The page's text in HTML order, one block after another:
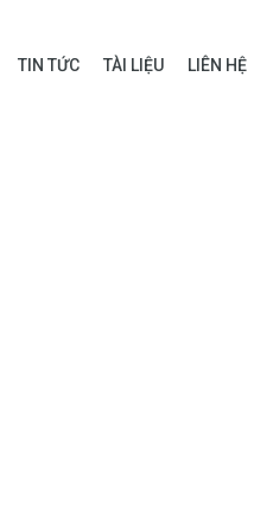
TIN TỨC TÀI LIỆU LIÊN HỆ